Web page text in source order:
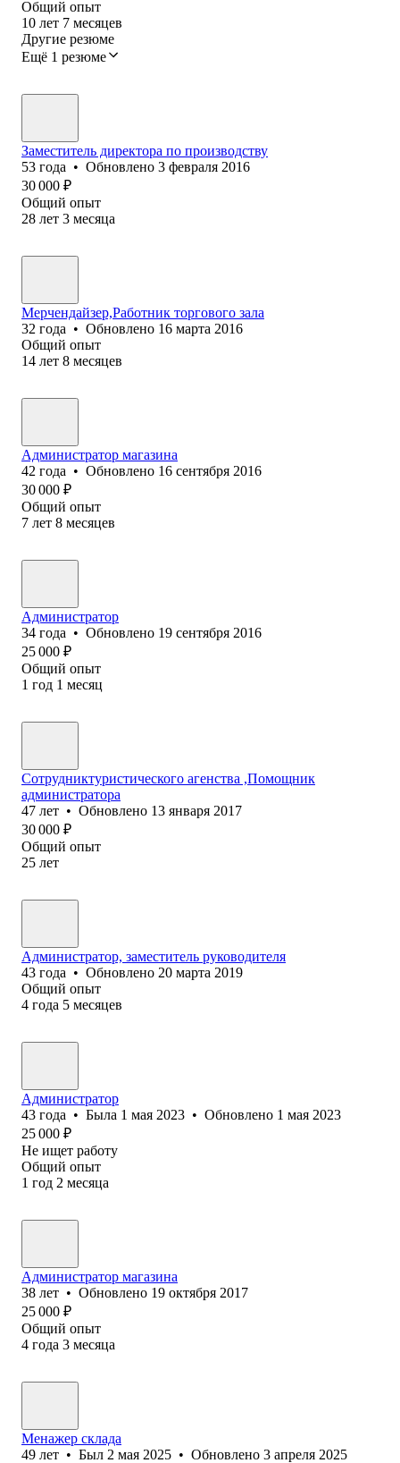
Общий опыт
10 лет 7 месяцев
Другие резюме
Ещё 1 резюме
Заместитель директора по производству
53 года • Обновлено 3 февраля 2016
30 000 ₽
Общий опыт
28 лет 3 месяца
Мерчендайзер,Работник торгового зала
32 года • Обновлено 16 марта 2016
Общий опыт
14 лет 8 месяцев
Администратор магазина
42 года • Обновлено 16 сентября 2016
30 000 ₽
Общий опыт
7 лет 8 месяцев
Администратор
34 года • Обновлено 19 сентября 2016
25 000 ₽
Общий опыт
1 год 1 месяц
Сотрудниктуристического агенства ,Помощник
администратора
47 лет • Обновлено 13 января 2017
30 000 ₽
Общий опыт
25 лет
Администратор, заместитель руководителя
43 года • Обновлено 20 марта 2019
Общий опыт
4 года 5 месяцев
Администратор
43 года • Была 1 мая 2023 • Обновлено 1 мая 2023
25 000 ₽
Не ищет работу
Общий опыт
1 год 2 месяца
Администратор магазина
38 лет • Обновлено 19 октября 2017
25 000 ₽
Общий опыт
4 года 3 месяца
Менажер склада
49 лет • Был 2 мая 2025 • Обновлено 3 апреля 2025